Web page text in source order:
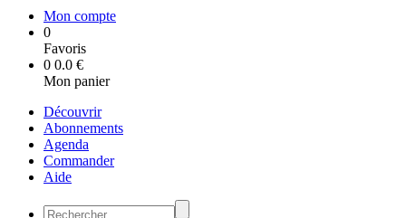
Mon compte
0
Favoris
0 0.0 €
Mon panier
Découvrir
Abonnements
Agenda
Commander
Aide